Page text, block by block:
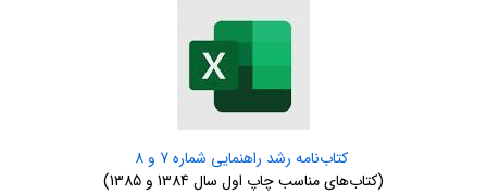
کتاب‌نامه رشد راهنمایی شماره 7 و 8
(کتاب‌های مناسب چاپ اول سال 1384 و 1385)